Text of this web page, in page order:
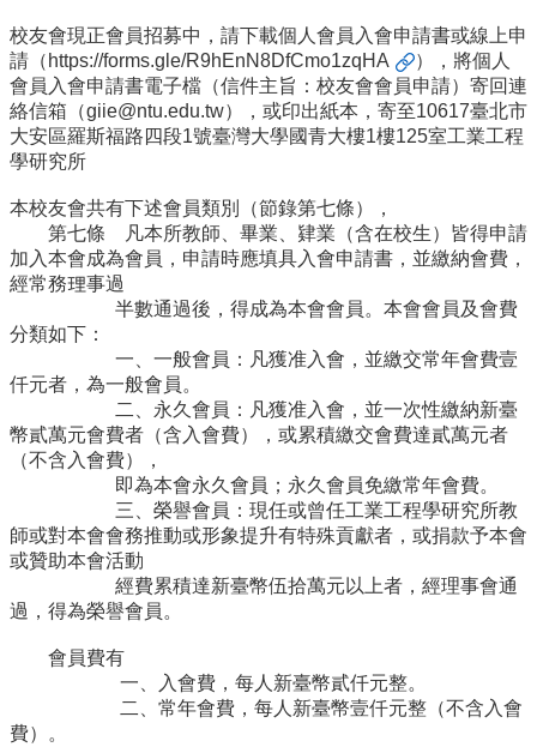
系
所
簡
介
學
程
介
教
學
研
究
所
成
入
學
道
區
校友會現正會員招募中，請下載個人會員入會申請書或線上申
請（ https://forms.gle/R9hEnN8DfCmo1zqHA
），將個人
會員入會申請書電子檔（信件主旨：校友會會員申請）寄回連
絡信箱（giie@ntu.edu.tw），或印出紙本，寄至10617臺北市
大安區羅斯福路四段1號臺灣大學國青大樓1樓125室工業工程
學研究所
本校友會共有下述會員類別（節錄第七條），
第七條 凡本所教師、畢業、肄業（含在校生）皆得申請
加入本會成為會員，申請時應填具入會申請書，並繳納會費，
經常務理事過
半數通過後，得成為本會會員。本會會員及會費
分類如下：
一、一般會員：凡獲准入會，並繳交常年會費壹
仟元者，為一般會員。
二、永久會員：凡獲准入會，並一次性繳納新臺
幣貳萬元會費者（含入會費），或累積繳交會費達貳萬元者
（不含入會費），
即為本會永久會員；永久會員免繳常年會費。
三、榮譽會員：現任或曾任工業工程學研究所教
師或對本會會務推動或形象提升有特殊貢獻者，或捐款予本會
或贊助本會活動
經費累積達新臺幣伍拾萬元以上者，經理事會通
過，得為榮譽會員。
會員費有
一、入會費，每人新臺幣貳仟元整。
二、常年會費，每人新臺幣壹仟元整（不含入會
費）。